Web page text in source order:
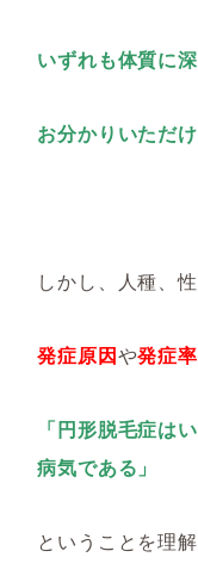
いずれも体質に
お分かりいただ
しかし、人種、
発症原因や発症率
「円形脱毛症は
病気である」
ということを理